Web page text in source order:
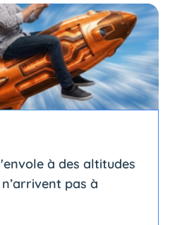
à des altitudes
pas à